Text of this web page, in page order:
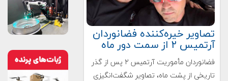
تصاویر خیره‌کننده فضانوردان
آرتمیس ۲ از سمت دور ماه
فضانوردان مأموریت آرتمیس ۲ پس از گذر
تاریخی از پشت ماه، تصاویر شگفت‌انگیزی